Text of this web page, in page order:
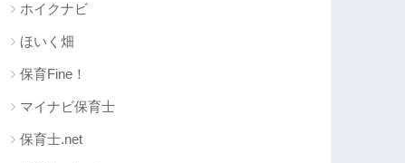
ホイクナビ
ほいく畑
保育Fine！
マイナビ保育士
保育士.net